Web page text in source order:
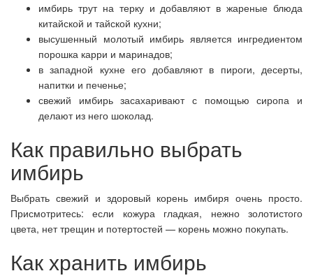
имбирь трут на терку и добавляют в жареные блюда
китайской и тайской кухни;
высушенный молотый имбирь является ингредиентом
порошка карри и маринадов;
в западной кухне его добавляют в пироги, десерты,
напитки и печенье;
свежий имбирь засахаривают с помощью сиропа и
делают из него шоколад.
Как правильно выбрать
имбирь
Выбрать свежий и здоровый корень имбиря очень просто.
Присмотритесь: если кожура гладкая, нежно золотистого
цвета, нет трещин и потертостей — корень можно покупать.
Как хранить имбирь